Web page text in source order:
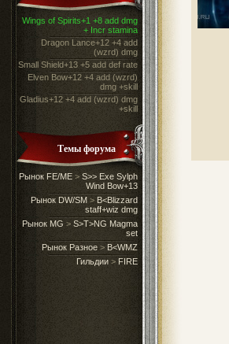
Wings of Spirits+1 +8 add dmg
+ Incr stamina
Dragon Lance+12 +4 add
(wzrd) dmg
Small Shield+13 +5 add def rate
Elven Bow+12 +4 add (wzrd)
dmg +skill
Gladius+12 +4 add (wzrd) dmg
+skill
Темы форума
Рынок FE/ME > S>> Exe Sylph
Wind Bow+13
Рынок DW/SM > B<Blizzard
staff+wiz dmg
Рынок MG > S>T>NG Magma
set
Рынок Разное > B<WMZ
Гильдии > FIRE